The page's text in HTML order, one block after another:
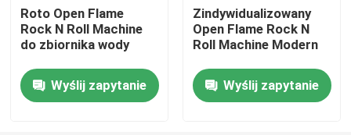
Aluminiowe formy obrotowe
Solidne aluminium kęsów
Roto Open Flame
Rock N Roll Machine
do zbiornika wody
Wyślij zapytanie
Zindywidualizowany
Open Flame Rock N
Roll Machine Modern
Wyślij zapytanie